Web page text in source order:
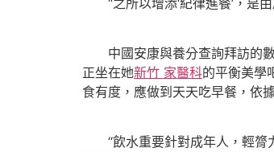
中國安康與養分查詢拜訪的數
正坐在她新竹 家醫科的平衡美學
食有度，應做到天天吃早餐，依
“飲水重要針對成年人，輕膂